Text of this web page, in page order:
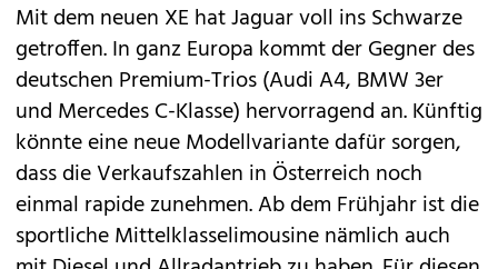
Mit dem neuen XE hatJaguarvoll ins Schwarze
getroffen. In ganz Europa kommt der Gegner des
deutschen Premium-Trios (Audi A4, BMW 3er
und Mercedes C-Klasse) hervorragend an. Künftig
könnte eine neue Modellvariante dafür sorgen,
dass die Verkaufszahlen in Österreich noch
einmal rapide zunehmen. Ab dem Frühjahr ist die
sportliche Mittelklasselimousine nämlich auch